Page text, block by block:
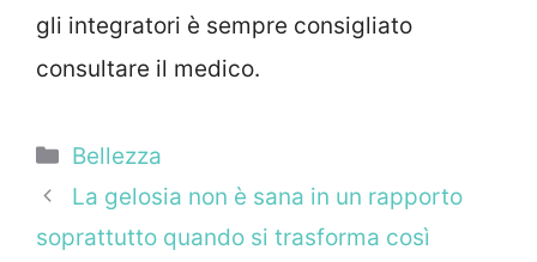
gli integratori è sempre consigliato
consultare il medico.
Categorie
Bellezza
La gelosia non è sana in un rapporto
soprattutto quando si trasforma così